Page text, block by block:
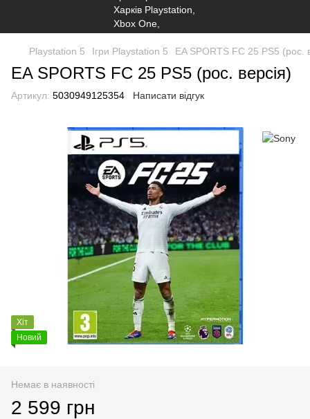
Playstation 5 Ігри Playstation 5 EA SPORTS FC 25 PS5 (рос.
EA SPORTS FC 25 PS5 (рос. версія)
Артикул: 5030949125354 Написати відгук
Хіт
Новий
Немає в наявності
2 599 грн